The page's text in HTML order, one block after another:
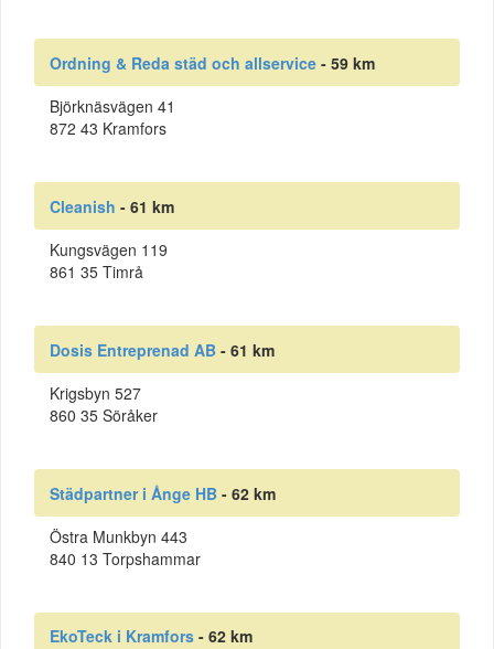
Ordning & Reda städ och allservice - 59 km
Björknäsvägen 41
872 43 Kramfors
Cleanish - 61 km
Kungsvägen 119
861 35 Timrå
Dosis Entreprenad AB - 61 km
Krigsbyn 527
860 35 Söråker
Städpartner i Ånge HB - 62 km
Östra Munkbyn 443
840 13 Torpshammar
EkoTeck i Kramfors - 62 km